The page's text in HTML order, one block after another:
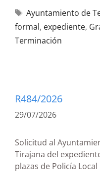
Ayuntamiento de
formal, expediente,
Terminación
R484/2026
29/07/2026
Solicitud al
Tirajana del
plazas de Policía